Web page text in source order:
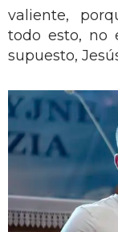
valiente,
todo esto, no
supuesto,